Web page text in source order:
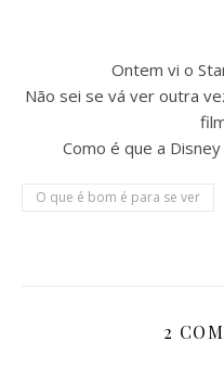
Ontem vi o
Não sei se vá ver outra
Como é que a
O que é bom é para se ver
2